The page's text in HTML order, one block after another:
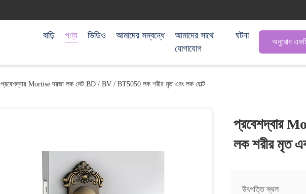
বাড়ি পণ্য ভিডিও আমাদের সম্বন্ধে
আমাদের সাথে
যোগাযোগ
ঘটনা
অনুরোধ
প্রবেশদ্বার Mortise দরজা লক সেট BD / BV / BT5050 লক শরীর মৃত এবং লক বোল্ট
প্রবেশদ্বার
লক শরীর মৃত
উৎপত্তি স্থল